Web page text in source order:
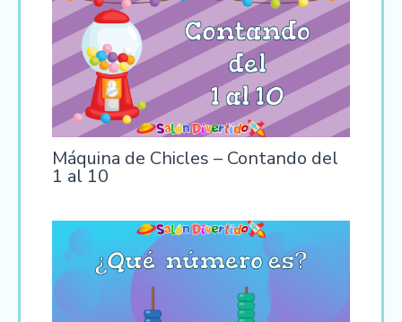
Máquina de Chicles – Contando del
1 al 10